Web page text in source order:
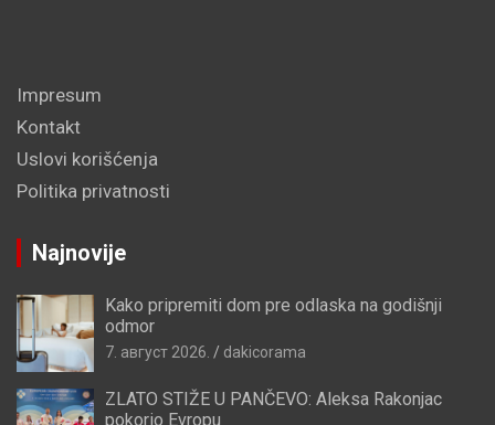
Impresum
Kontakt
Uslovi korišćenja
Politika privatnosti
Najnovije
Kako pripremiti dom pre odlaska na godišnji
odmor
7. август 2026. dakicorama
ZLATO STIŽE U PANČEVO: Aleksa Rakonjac
pokorio Evropu